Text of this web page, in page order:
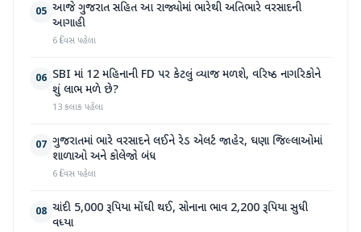
05 આજે ગુજરાત સહિત આ રાજ્યોમાં ભારેથી અતિભારે વરસાદની
આગાહી
6 દિવસ પહેલા
06 SBI માં 12 મહિનાની FD પર કેટલું વ્યાજ મળશે, વરિષ્ઠ નાગરિકોને
શું લાભ મળે છે?
13 કલાક પહેલા
07 ગુજરાતમાં ભારે વરસાદને લઈને રેડ એલર્ટ જાહેર, ઘણા જિલ્લાઓમાં
શાળાઓ અને કોલેજો બંધ
6 દિવસ પહેલા
08 ચાંદી 5,000 રૂપિયા મોંઘી થઈ, સોનાના ભાવ 2,200 રૂપિયા સુધી
વધ્યા